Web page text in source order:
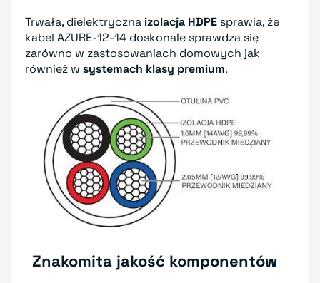
Trwała, dielektryczna izolacja HDPE sprawia, że
kabel AZURE-12-14 doskonale sprawdza się
zarówno w zastosowaniach domowych jak
również w systemach klasy premium.
Znakomita jakość komponentów